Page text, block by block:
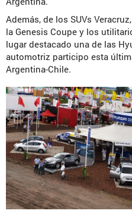
Además, de los SUVs
la Genesis Coupe y los
lugar destacado una de las
automotriz participo esta
Argentina-Chile.